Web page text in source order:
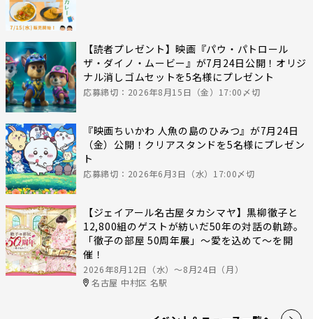
【読者プレゼント】映画『パウ・パトロール
ザ・ダイノ・ムービー』が7月24日公開！オリジ
ナル消しゴムセットを5名様にプレゼント
応募締切：2026年8月15日（金）17:00〆切
『映画ちいかわ 人魚の島のひみつ』が7月24日
（金）公開！クリアスタンドを5名様にプレゼン
ト
応募締切：2026年6月3日（水）17:00〆切
【ジェイアール名古屋タカシマヤ】黒柳徹子と
12,800組のゲストが紡いだ50年の対話の軌跡。
「徹子の部屋 50周年展」～愛を込めて～を開
催！
2026年8月12日（水）〜8月24日（月）
名古屋 中村区 名駅